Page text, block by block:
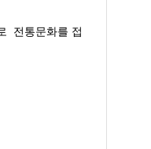
전통문화를 접